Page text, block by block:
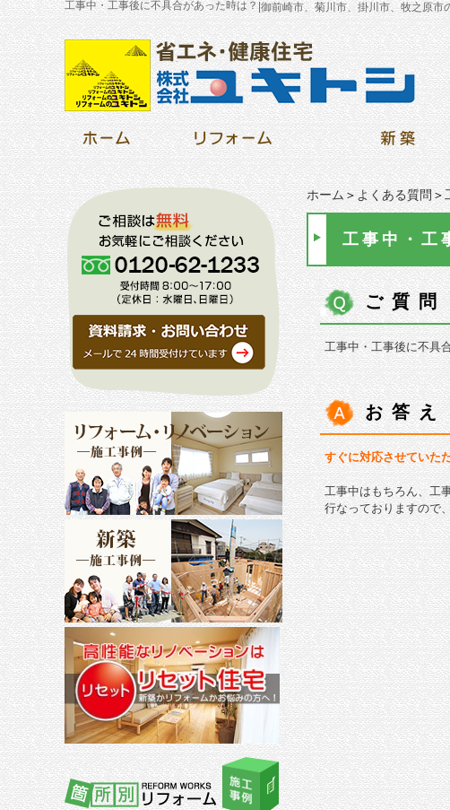
工事中・工事後に不具合があった時は？|御前崎市、菊川市、掛川市、牧之原市
ホーム＞よくある質問＞
工事中・工
ご質問
工事中・工事後に不具
お答え
すぐに対応させていた
工事中はもちろん、工
行なっておりますので